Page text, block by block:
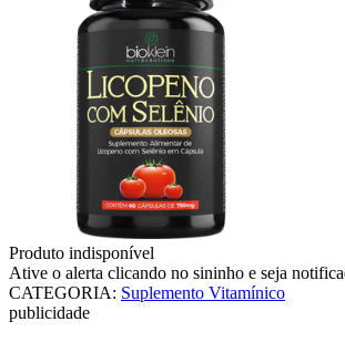
Produto indisponível
Ative o alerta clicando no sininho e seja
CATEGORIA: Suplemento Vitamínico
publicidade